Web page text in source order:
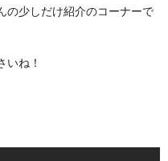
の少しだけ紹介のコーナーで
いね！